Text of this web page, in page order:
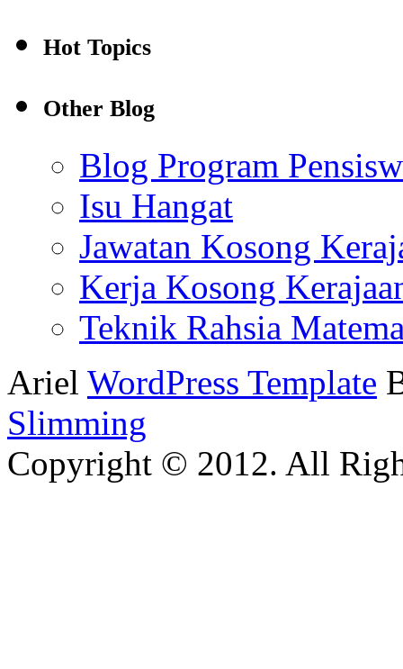
Hot Topics
Other Blog
Blog Program
Isu Hangat
Jawatan Kosong
Kerja Kosong
Teknik Rahsia
Ariel WordPress Template
Slimming
Copyright © 2012. All